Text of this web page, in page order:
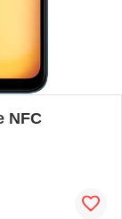
NFC